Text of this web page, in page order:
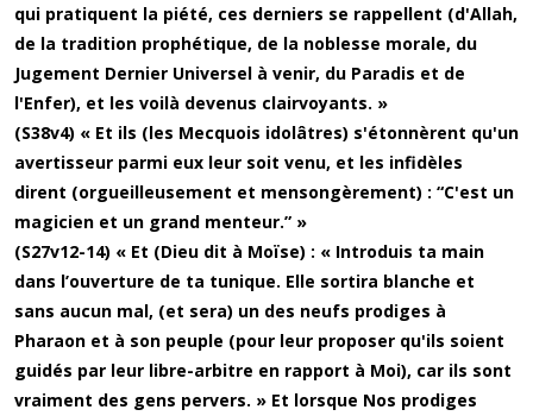
qui pratiquent la piété, ces derniers se rappellent (d'Allah,
de la tradition prophétique, de la noblesse morale, du
Jugement Dernier Universel à venir, du Paradis et de
l'Enfer), et les voilà devenus clairvoyants. »
(S38v4) « Et ils (les Mecquois idolâtres) s'étonnèrent qu'un
avertisseur parmi eux leur soit venu, et les infidèles
dirent (orgueilleusement et mensongèrement) : “C'est un
magicien et un grand menteur.” »
(S27v12-14) « Et (Dieu dit à Moïse) : « Introduis ta main
dans l’ouverture de ta tunique. Elle sortira blanche et
sans aucun mal, (et sera) un des neufs prodiges à
Pharaon et à son peuple (pour leur proposer qu'ils soient
guidés par leur libre-arbitre en rapport à Moi), car ils sont
vraiment des gens pervers. » Et lorsque Nos prodiges